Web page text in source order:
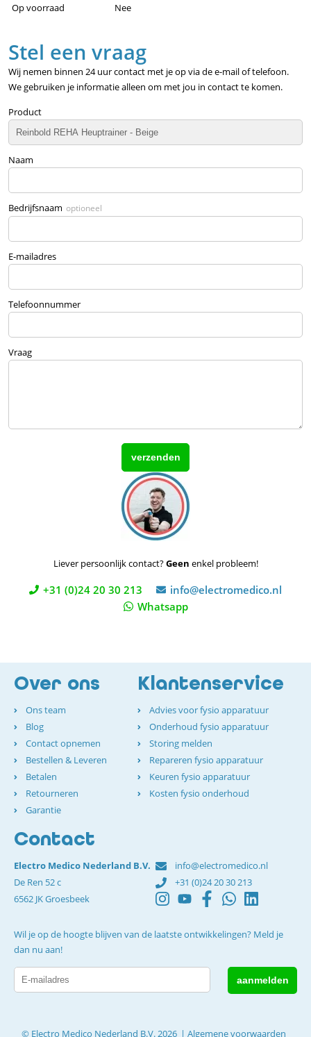
Op voorraad
Nee
Stel een vraag
Wij nemen binnen 24 uur contact met je op via de e-mail of telefoon.
We gebruiken je informatie alleen om met jou in contact te komen.
Product
Naam
Bedrijfsnaam optioneel
E-mailadres
Telefoonnummer
Vraag
Liever persoonlijk contact?Geen enkel probleem!
+31 (0)24 20 30 213
info@electromedico.nl
Whatsapp
Over ons
Ons team
Blog
Contact opnemen
Bestellen & Leveren
Betalen
Retourneren
Garantie
Klantenservice
Advies voor fysio apparatuur
Onderhoud fysio apparatuur
Storing melden
Repareren fysio apparatuur
Keuren fysio apparatuur
Kosten fysio onderhoud
Contact
Electro Medico Nederland B.V.
De Ren 52 c
6562 JK Groesbeek
info@electromedico.nl
+31 (0)24 20 30 213
Wil je op de hoogte blijven van de laatste ontwikkelingen? Meld je
dan nu aan!
© Electro Medico Nederland B.V. 2026 Algemene voorwaarden